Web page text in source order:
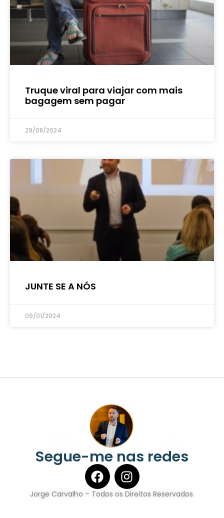
Truque viral para viajar com mais
bagagem sem pagar
29/08/2024
JUNTE SE A NÓS
09/01/2024
Segue-me nas redes
Jorge Carvalho – Todos os Direitos Reservados.